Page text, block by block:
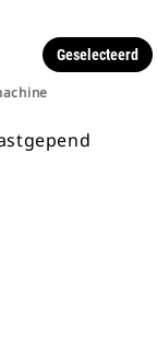
Geselecteerd